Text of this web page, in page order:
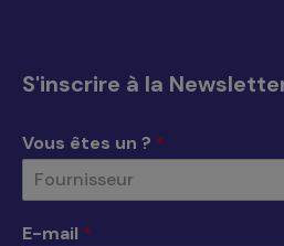
dans
nouvelle
fenêtre
dans
nouvelle
fenêtre
dans
nouvelle
fenêtre
dans
nouvelle
S'inscrire à la
Vous êtes un ? *
Fournisseur
E-mail *